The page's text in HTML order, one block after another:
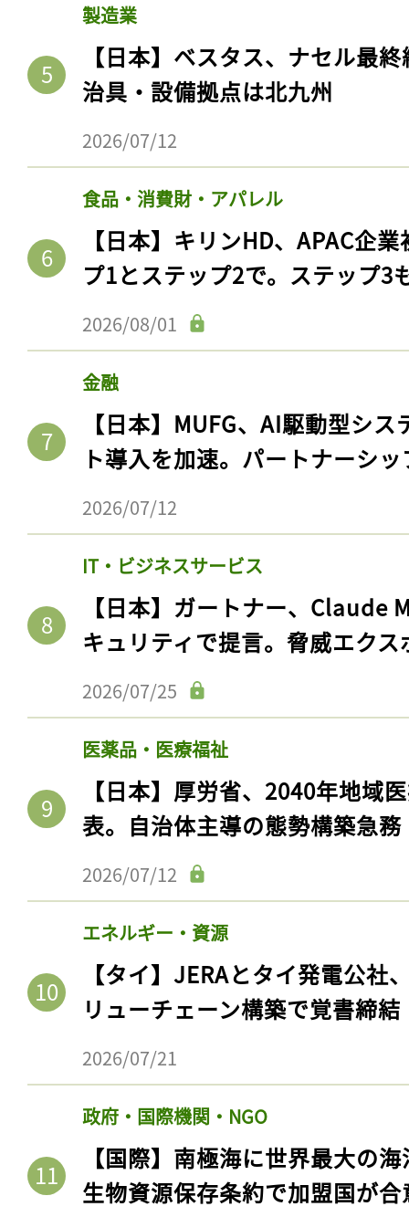
製造業
【日本】ベスタス、ナセル最
治具・設備拠点は北九州
2026/07/12
食品・消費財・アパレル
【日本】キリンHD、APAC企
プ1とステップ2で。ステップ3
2026/08/01
金融
【日本】MUFG、AI駆動型シ
ト導入を加速。パートナーシ
2026/07/12
IT・ビジネスサービス
【日本】ガートナー、Claude
キュリティで提言。脅威エク
2026/07/25
医薬品・医療福祉
【日本】厚労省、2040年地域
表。自治体主導の態勢構築急務
2026/07/12
エネルギー・資源
【タイ】JERAとタイ発電公社
リューチェーン構築で覚書締結
2026/07/21
政府・国際機関・NGO
【国際】南極海に世界最大の
生物資源保存条約で加盟国が合